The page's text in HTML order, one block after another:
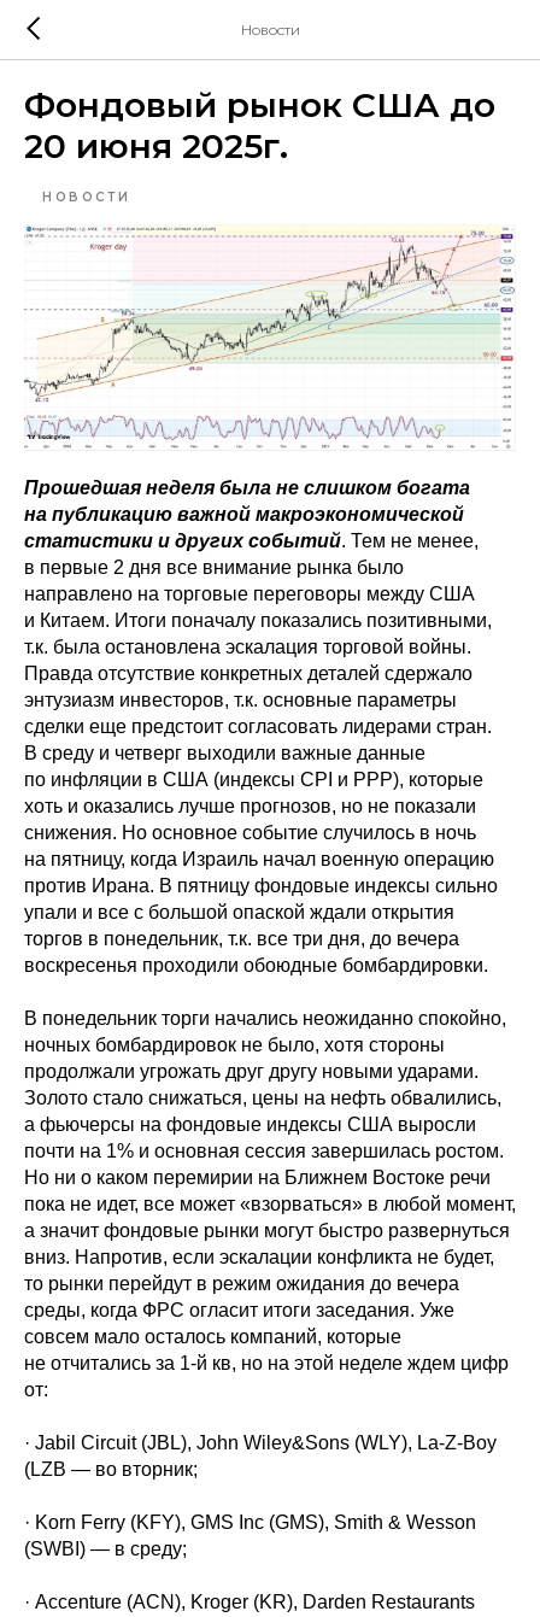
Новости
Фондовый рынок США до
20 июня 2025г.
НОВОСТИ
Прошедшая неделя была не слишком богата
на публикацию важной макроэкономической
статистики и других событий. Тем не менее,
в первые 2 дня все внимание рынка было
направлено на торговые переговоры между США
и Китаем. Итоги поначалу показались позитивными,
т.к. была остановлена эскалация торговой войны.
Правда отсутствие конкретных деталей сдержало
энтузиазм инвесторов, т.к. основные параметры
сделки еще предстоит согласовать лидерами стран.
В среду и четверг выходили важные данные
по инфляции в США (индексы CPI и PPP), которые
хоть и оказались лучше прогнозов, но не показали
снижения. Но основное событие случилось в ночь
на пятницу, когда Израиль начал военную операцию
против Ирана. В пятницу фондовые индексы сильно
упали и все с большой опаской ждали открытия
торгов в понедельник, т.к. все три дня, до вечера
воскресенья проходили обоюдные бомбардировки.
В понедельник торги начались неожиданно спокойно,
ночных бомбардировок не было, хотя стороны
продолжали угрожать друг другу новыми ударами.
Золото стало снижаться, цены на нефть обвалились,
а фьючерсы на фондовые индексы США выросли
почти на 1% и основная сессия завершилась ростом.
Но ни о каком перемирии на Ближнем Востоке речи
пока не идет, все может «взорваться» в любой момент,
а значит фондовые рынки могут быстро развернуться
вниз. Напротив, если эскалации конфликта не будет,
то рынки перейдут в режим ожидания до вечера
среды, когда ФРС огласит итоги заседания. Уже
совсем мало осталось компаний, которые
не отчитались за 1-й кв, но на этой неделе ждем цифр
от:
· Jabil Circuit (JBL), John Wiley&Sons (WLY), La-Z-Boy
(LZB — во вторник;
· Korn Ferry (KFY), GMS Inc (GMS), Smith & Wesson
(SWBI) — в среду;
· Accenture (ACN), Kroger (KR), Darden Restaurants